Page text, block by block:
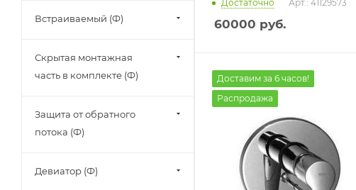
Достаточно Арт.: 41129573
60000 руб.
Доставим за 6 часов!
Распродажа
Встраиваемый (Ф)
Скрытая монтажная
часть в комплекте (Ф)
Защита от обратного
потока (Ф)
Девиатор (Ф)